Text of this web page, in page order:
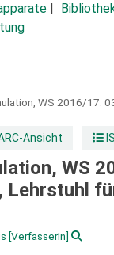
WS 2016/17.
Ansicht
WS
Lehrstuhl
[VerfasserIn]